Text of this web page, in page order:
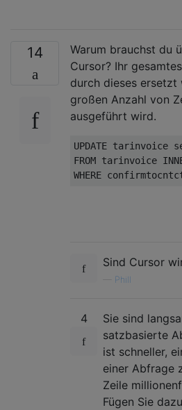
14
Warum brauchst du
Cursor? Ihr
durch dieses ersetzt
großen Anzahl von
ausgeführt wird.
UPDATE tarinvoice
FROM tarinvoice
WHERE
Sind Cursor
Phill
4
Sie sind
satzbasierte
ist schneller,
einer Abfrage
Zeile
Fügen Sie